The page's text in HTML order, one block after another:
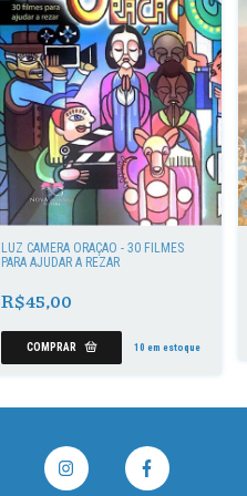
LUZ CÂMERA ORAÇÃO - 30 FILMES
PARA AJUDAR A REZAR
R$45,00
10 em estoque